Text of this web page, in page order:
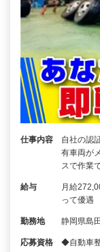
仕事内容
自社の認
有車両が
スで作業
給与
月給
って優遇
勤務地 静岡県島
応募資格 ◆自動車